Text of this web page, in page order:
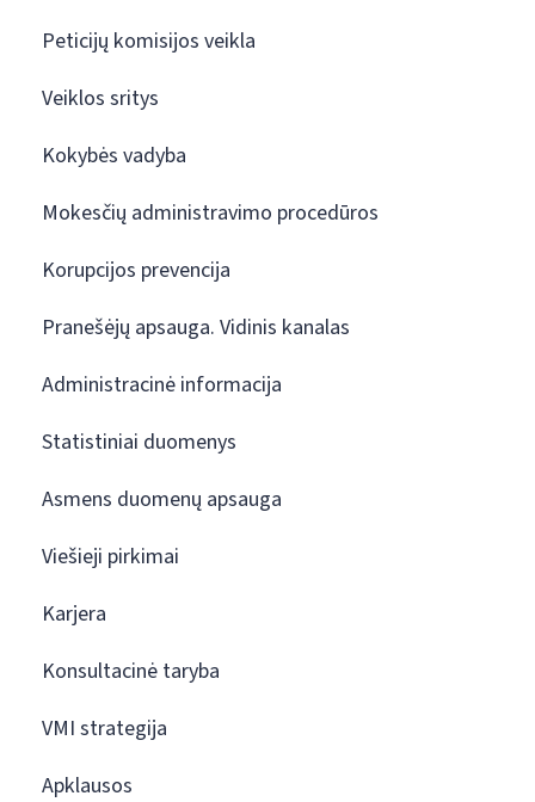
Peticijų komisijos veikla
Veiklos sritys
Kokybės vadyba
Mokesčių administravimo procedūros
Korupcijos prevencija
Pranešėjų apsauga. Vidinis kanalas
Administracinė informacija
Statistiniai duomenys
Asmens duomenų apsauga
Viešieji pirkimai
Karjera
Konsultacinė taryba
VMI strategija
Apklausos